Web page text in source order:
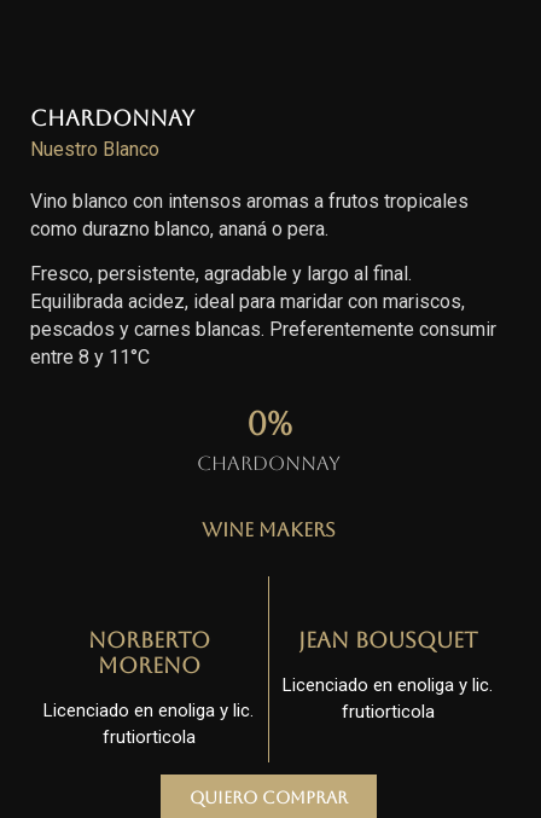
Chardonnay
Nuestro Blanco
Vino blanco con intensos aromas a frutos tropicales
como durazno blanco, ananá o pera.
Fresco, persistente, agradable y largo al final.
Equilibrada acidez, ideal para maridar con mariscos,
pescados y carnes blancas. Preferentemente consumir
entre 8 y 11°C
Chardonnay
0%
Wine Makers
Norberto
Moreno
Licenciado en enoliga y lic.
frutiorticola
Jean Bousquet
Licenciado en enoliga y lic.
frutiorticola
Quiero comprar